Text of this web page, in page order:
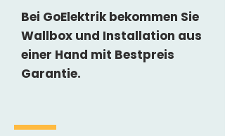
Bei GoElektrik bekommen Sie
Wallbox und Installation aus
einer Hand mit Bestpreis
Garantie.